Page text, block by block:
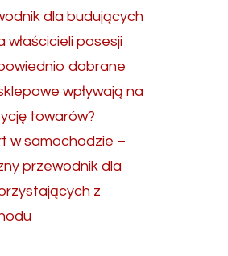
dla budujących
właścicieli posesji
dobrane
wpływają na
towarów?
w samochodzie –
przewodnik dla
z